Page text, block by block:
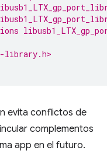
library.h>
evita conflictos de
complementos
app en el futuro.